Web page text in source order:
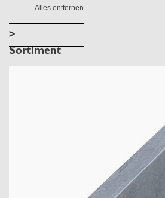
Alles entfernen
>
Sortiment